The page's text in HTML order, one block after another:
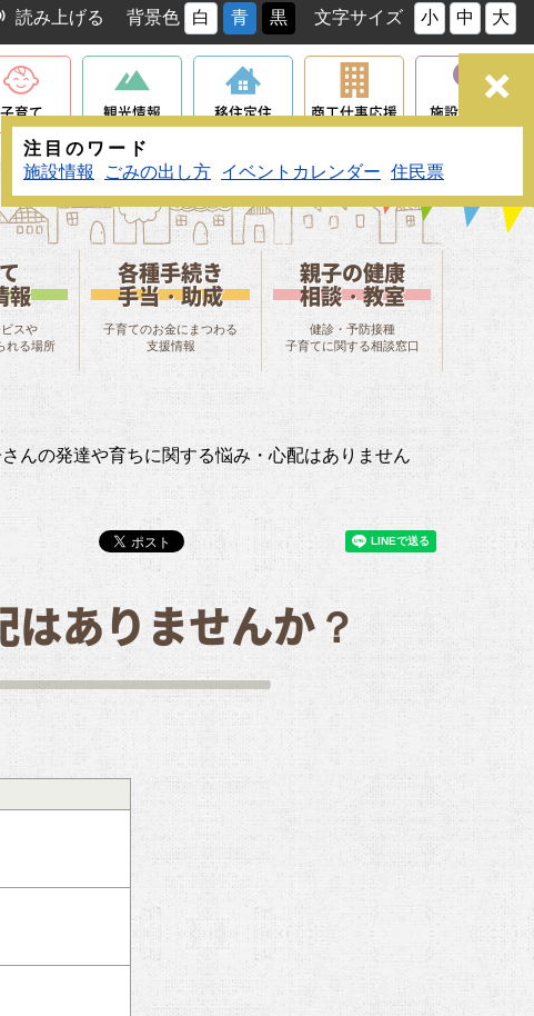
読み上げる 背景色 白 青 黒 文字サイズ 小 中 大
子育て 観光情報 移住定住 商工仕事応援 施設マップ
注目のワード
施設情報
ごみの出し方 イベントカレンダー 住民票
報
スや
れる場所
各種手続き
手当・助成
子育てのお金にまつわる
支援情報
親子の健康
相談・教室
健診・予防接種
子育てに関する相談窓口
んの発達や育ちに関する悩み・心配はありません
ありませんか？